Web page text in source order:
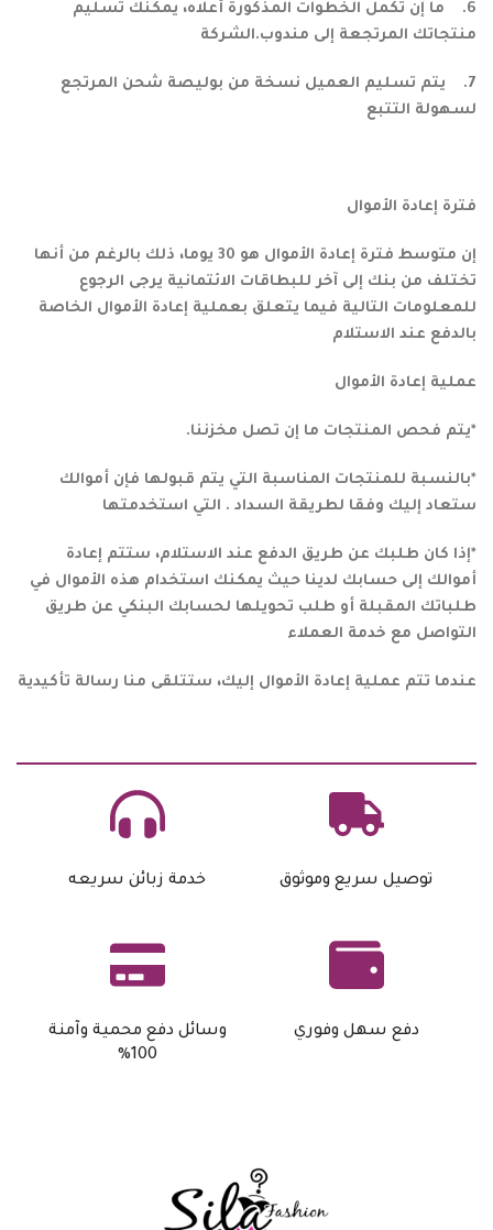
6. ما إن تكمل الخطوات المذكورة أعلاه، يمكنك تسليم
منتجاتك المرتجعة إلى مندوب.الشركة
7. يتم تسليم العميل نسخة من بوليصة شحن المرتجع
لسهولة التتبع
فترة إعادة الأموال
إن متوسط فترة إعادة الأموال هو 30 يوما، ذلك بالرغم من أنها
تختلف من بنك إلى آخر للبطاقات الائتمانية يرجى الرجوع
للمعلومات التالية فيما يتعلق بعملية إعادة الأموال الخاصة
بالدفع عند الاستلام
عملية إعادة الأموال
*يتم فحص المنتجات ما إن تصل مخزننا.
*بالنسبة للمنتجات المناسبة التي يتم قبولها فإن أموالك
ستعاد إليك وفقا لطريقة السداد . التي استخدمتها
*إذا كان طلبك عن طريق الدفع عند الاستلام، ستتم إعادة
أموالك إلى حسابك لدينا حيث يمكنك استخدام هذه الأموال في
طلباتك المقبلة أو طلب تحويلها لحسابك البنكي عن طريق
التواصل مع خدمة العملاء
عندما تتم عملية إعادة الأموال إليك، ستتلقى منا رسالة تأكيدية
دفع سهل وفوري
وسائل دفع محمية وآمنة
100%
توصيل سريع وموثوق خدمة زبائن سريعه